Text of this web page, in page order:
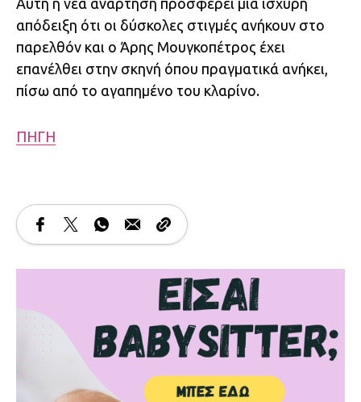
απόδειξη ότι οι δύσκολες στιγμές ανήκουν στο
παρελθόν και ο Άρης Μουγκοπέτρος έχει
επανέλθει στην σκηνή όπου πραγματικά ανήκει,
πίσω από το αγαπημένο του κλαρίνο.
ΠΗΓΗ